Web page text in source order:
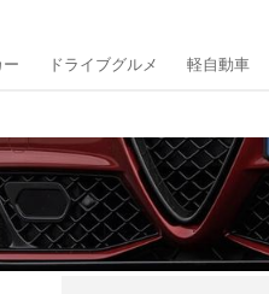
ー ドライブグルメ 軽自動車